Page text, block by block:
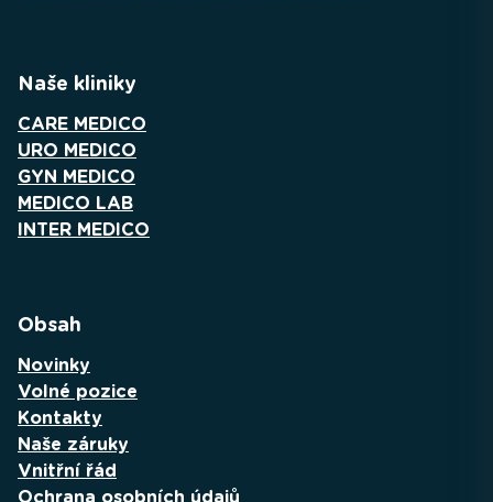
Naše kliniky
CARE MEDICO
URO MEDICO
GYN MEDICO
MEDICO LAB
INTER MEDICO
Obsah
Novinky
Volné pozice
Kontakty
Naše záruky
Vnitřní řád
Ochrana osobních údajů